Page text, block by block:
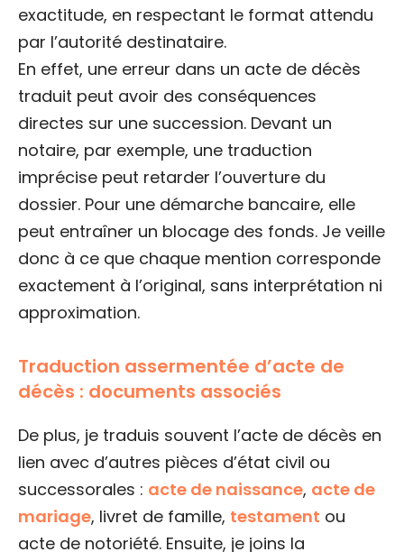
exactitude, en respectant le format attendu
par l’autorité destinataire.
En effet, une erreur dans un acte de décès
traduit peut avoir des conséquences
directes sur une succession. Devant un
notaire, par exemple, une traduction
imprécise peut retarder l’ouverture du
dossier. Pour une démarche bancaire, elle
peut entraîner un blocage des fonds. Je veille
donc à ce que chaque mention corresponde
exactement à l’original, sans interprétation ni
approximation.
Traduction assermentée d’acte de
décès : documents associés
De plus, je traduis souvent l’acte de décès en
lien avec d’autres pièces d’état civil ou
successorales : acte de naissance, acte de
mariage, livret de famille, testament ou
acte de notoriété. Ensuite, je joins la